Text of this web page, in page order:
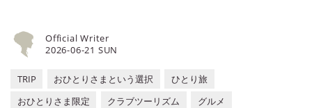
2026-06-21 SUN
Official Writer
TRIP おひとりさまという選択
ひとり旅
おひとりさま限定
クラブツーリズム
グルメ